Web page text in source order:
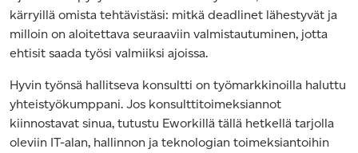
kärryillä omista tehtävistäsi: mitkä deadlinet lähestyvät ja
milloin on aloitettava seuraaviin valmistautuminen, jotta
ehtisit saada työsi valmiiksi ajoissa.
Hyvin työnsä hallitseva konsultti on työmarkkinoilla haluttu
yhteistyökumppani. Jos konsulttitoimeksiannot
kiinnostavat sinua, tutustu Eworkillä tällä hetkellä tarjolla
oleviin IT-alan, hallinnon ja teknologian toimeksiantoihin